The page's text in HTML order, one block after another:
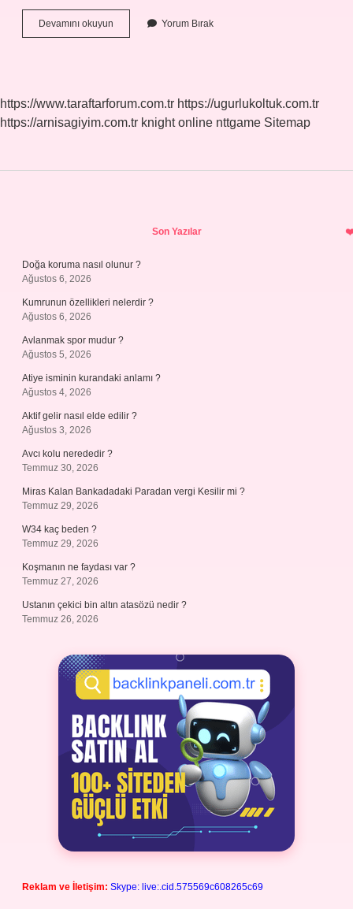
Devamını okuyun Tekstilde
Kalba
Yorum Bırak
https://www.taraftarforum.com.tr https://ugurlukoltuk.com.tr
https://arnisagiyim.com.tr knight online nttgame Sitemap
Son Yazılar
Doğa koruma nasıl olunur ?
Ağustos 6, 2026
Kumrunun özellikleri nelerdir ?
Ağustos 6, 2026
Avlanmak spor mudur ?
Ağustos 5, 2026
Atiye isminin kurandaki anlamı ?
Ağustos 4, 2026
Aktif gelir nasıl elde edilir ?
Ağustos 3, 2026
Avcı kolu nerededir ?
Temmuz 30, 2026
Miras Kalan Bankadadaki Paradan vergi Kesilir mi ?
Temmuz 29, 2026
W34 kaç beden ?
Temmuz 29, 2026
Koşmanın ne faydası var ?
Temmuz 27, 2026
Ustanın çekici bin altın atasözü nedir ?
Temmuz 26, 2026
Reklam ve İletişim: Skype: live:.cid.575569c608265c69